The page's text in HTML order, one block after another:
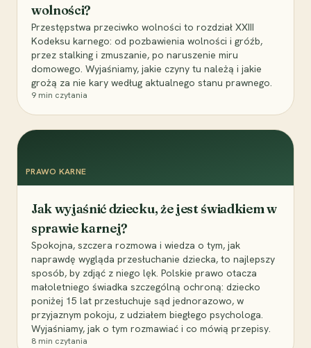
wolności?
Przestępstwa przeciwko wolności to rozdział XXIII
Kodeksu karnego: od pozbawienia wolności i gróźb,
przez stalking i zmuszanie, po naruszenie miru
domowego. Wyjaśniamy, jakie czyny tu należą i jakie
grożą za nie kary według aktualnego stanu prawnego.
9 min czytania
PRAWO KARNE
Jak wyjaśnić dziecku, że jest świadkiem w
sprawie karnej?
Spokojna, szczera rozmowa i wiedza o tym, jak
naprawdę wygląda przesłuchanie dziecka, to najlepszy
sposób, by zdjąć z niego lęk. Polskie prawo otacza
małoletniego świadka szczególną ochroną: dziecko
poniżej 15 lat przesłuchuje sąd jednorazowo, w
przyjaznym pokoju, z udziałem biegłego psychologa.
Wyjaśniamy, jak o tym rozmawiać i co mówią przepisy.
8 min czytania